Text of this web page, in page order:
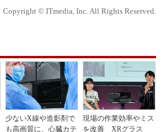
Copyright © ITmedia, Inc. All Rights Reserved.
少ないX線や造影剤で
も高画質に、心臓カテ
現場の作業効率やミス
を改善 XRグラス